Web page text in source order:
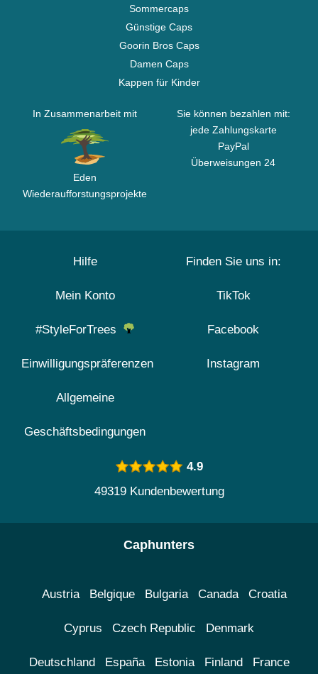
Sommercaps
Günstige Caps
Goorin Bros Caps
Damen Caps
Kappen für Kinder
In Zusammenarbeit mit
Eden
Wiederaufforstungsprojekte
Sie können bezahlen mit:
jede Zahlungskarte
PayPal
Überweisungen 24
Hilfe
Mein Konto
#StyleForTrees
Einwilligungspräferenzen
Allgemeine
Geschäftsbedingungen
Finden Sie uns in:
TikTok
Facebook
Instagram
4.9
49319 Kundenbewertung
Caphunters
Austria Belgique Bulgaria Canada Croatia
Cyprus Czech Republic Denmark
Deutschland España Estonia Finland France